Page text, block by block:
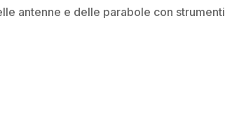
antenne e delle parabole con strumenti